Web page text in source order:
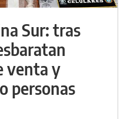
Sur: tras
venta y
personas